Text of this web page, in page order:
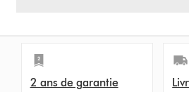
2 ans de garantie